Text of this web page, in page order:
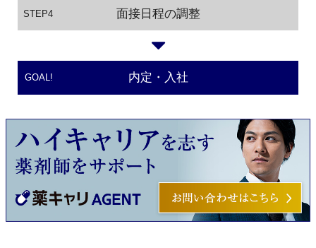
STEP4 面接日程の調整
GOAL! 内定・入社